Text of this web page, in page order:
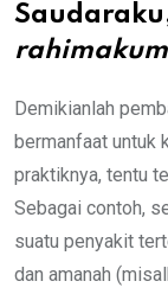
Demikianlah
bermanfaat untuk
praktiknya, tentu
Sebagai contoh,
suatu penyakit
dan amanah